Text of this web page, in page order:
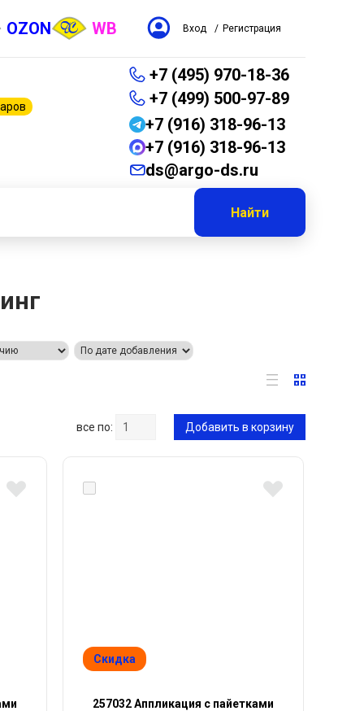
OZON WB Вход / Регистрация
+7 (495) 970-18-36
+7 (499) 500-97-89
+7 (916) 318-96-13
+7 (916) 318-96-13
ds@argo-ds.ru
Найти
все по: Добавить в корзину
Скидка
257032 Аппликация с пайетками